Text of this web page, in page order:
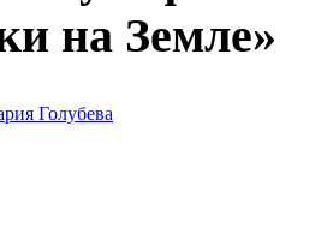
на Земле»
Голубева